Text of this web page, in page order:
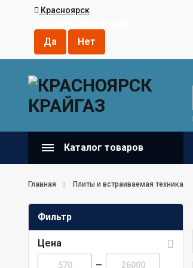
Красноярск
Каталог товаров
Главная Плиты и встраиваемая техника
Фильтр
Цена
—